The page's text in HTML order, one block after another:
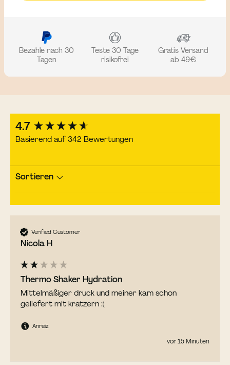
Bezahle nach 30
Tagen
Teste 30 Tage
risikofrei
Gratis Versand
ab 49€
4.7
Basierend auf 342 Bewertungen
Sortieren
Verified Customer
Nicola H
Thermo Shaker Hydration
Mittelmäßiger druck und meiner kam schon
geliefert mit kratzern :(
Anreiz
vor 15 Minuten